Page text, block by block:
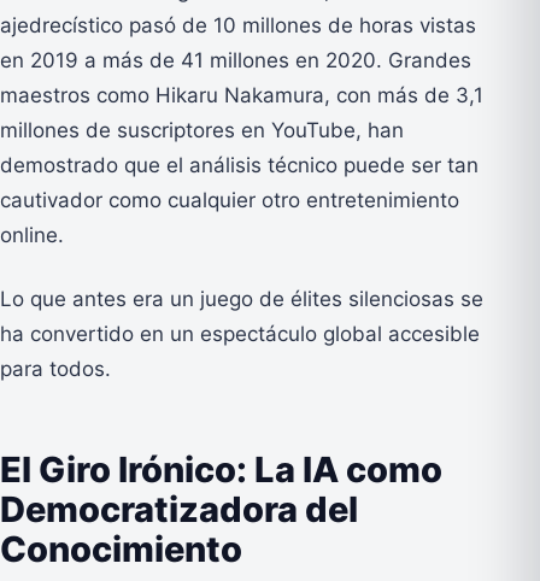
ajedrecístico pasó de 10 millones de horas vistas
en 2019 a más de 41 millones en 2020. Grandes
maestros como Hikaru Nakamura, con más de 3,1
millones de suscriptores en YouTube, han
demostrado que el análisis técnico puede ser tan
cautivador como cualquier otro entretenimiento
online.
Lo que antes era un juego de élites silenciosas se
ha convertido en un espectáculo global accesible
para todos.
El Giro Irónico: La IA como
Democratizadora del
Conocimiento